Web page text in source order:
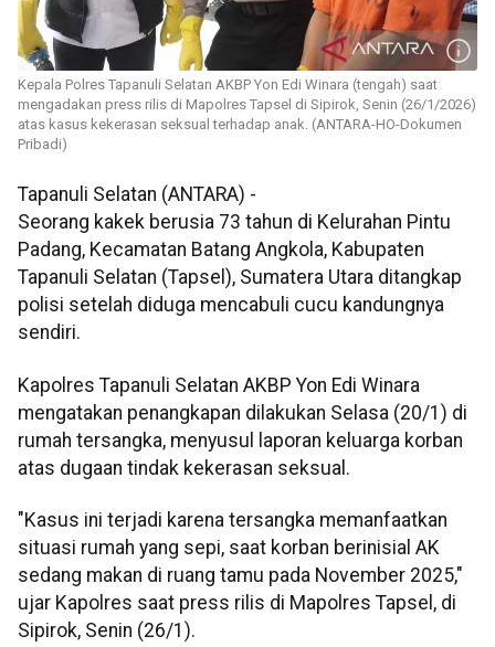
Kepala Polres Tapanuli Selatan AKBP Yon Edi Winara (tengah) saat
mengadakan press rilis di Mapolres Tapsel di Sipirok, Senin (26/1/2026)
atas kasus kekerasan seksual terhadap anak. (ANTARA-HO-Dokumen
Pribadi)
Tapanuli Selatan (ANTARA) -
Seorang kakek berusia 73 tahun di Kelurahan Pintu
Padang, Kecamatan Batang Angkola, Kabupaten
Tapanuli Selatan (Tapsel), Sumatera Utara ditangkap
polisi setelah diduga mencabuli cucu kandungnya
sendiri.
Kapolres Tapanuli Selatan AKBP Yon Edi Winara
mengatakan penangkapan dilakukan Selasa (20/1) di
rumah tersangka, menyusul laporan keluarga korban
atas dugaan tindak kekerasan seksual.
"Kasus ini terjadi karena tersangka memanfaatkan
situasi rumah yang sepi, saat korban berinisial AK
sedang makan di ruang tamu pada November 2025,"
ujar Kapolres saat press rilis di Mapolres Tapsel, di
Sipirok, Senin (26/1).